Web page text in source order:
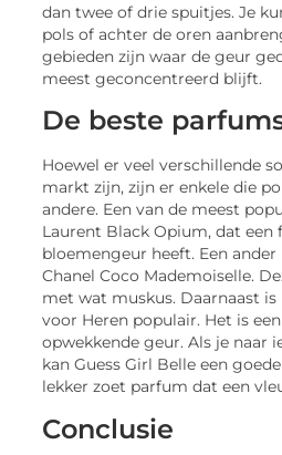
dan twee of drie spuitjes. Je
pols of achter de oren
gebieden zijn waar de geur
meest geconcentreerd blijft.
De beste
Hoewel er veel verschillende
markt zijn, zijn er enkele die
andere. Een van de meest
Laurent Black Opium, dat een
bloemengeur heeft. Een
Chanel Coco Mademoiselle.
met wat muskus. Daarnaast
voor Heren populair. Het is
opwekkende geur. Als je naar
kan Guess Girl Belle een
lekker zoet parfum dat een
Conclusie